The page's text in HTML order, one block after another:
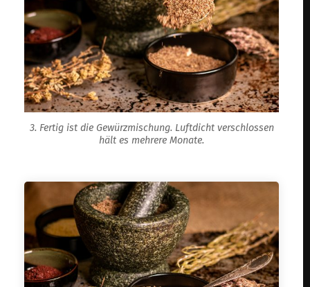
3. Fertig ist die Gewürzmischung. Luftdicht verschlossen
hält es mehrere Monate.